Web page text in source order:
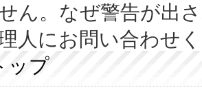
ん。なぜ警告が出
人にお問い合わせ
ップ